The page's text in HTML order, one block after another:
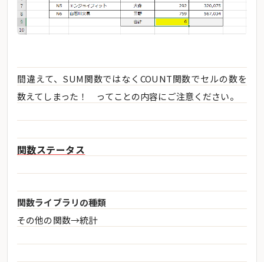
間違えて、SUM関数ではなくCOUNT関数でセルの数を
数えてしまった！ ってことの内容にご注意ください。
関数ステータス
関数ライブラリの種類
その他の関数→統計